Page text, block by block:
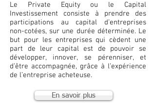
Le Private Equity ou le Capital
Investissement consiste à prendre des
participations au capital d’entreprises
non-cotées, sur une durée déterminée. Le
but pour les entreprises qui cèdent une
part de leur capital est de pouvoir se
développer, innover, se pérenniser, et
d’être accompagnée, grâce à l’expérience
de l’entreprise acheteuse.
En savoir plus